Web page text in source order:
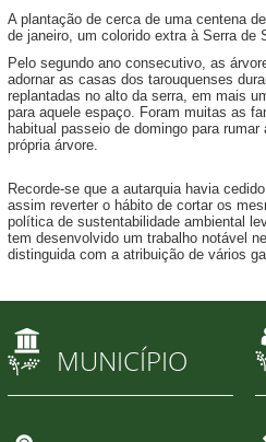
A plantação de cerca de uma centena
de janeiro, um colorido extra à Serra de
Pelo segundo ano consecutivo, as
adornar as casas dos tarouquenses
replantadas no alto da serra, em mais
para aquele espaço. Foram muitas as
habitual passeio de domingo para
própria árvore.
Recorde-se que a autarquia havia
assim reverter o hábito de cortar os
política de sustentabilidade ambiental
tem desenvolvido um trabalho notável
distinguida com a atribuição de vários
MUNICÍPIO